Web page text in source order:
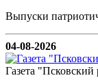
Выпуски
04-08-2026
Газета